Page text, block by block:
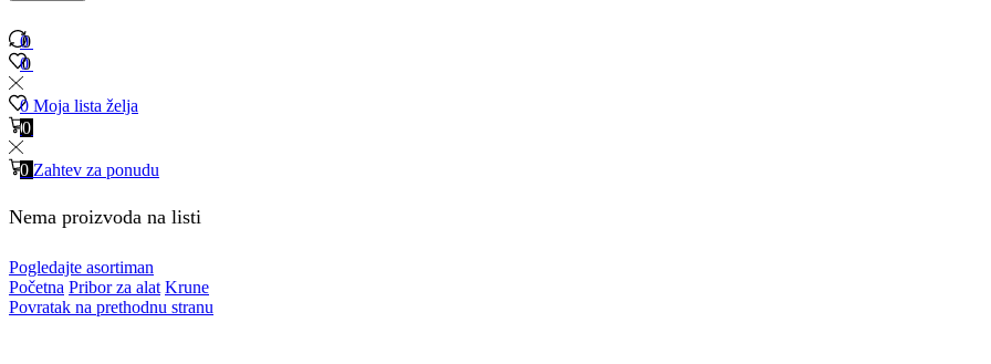
0
0
0
0
0 Moja lista želja
0
0
0 Zahtev za ponudu
Nema proizvoda na listi
Pogledajte asortiman
Početna Pribor za alat Krune
Povratak na prethodnu stranu